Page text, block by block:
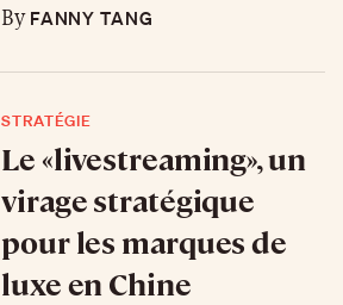
ByFANNY TANG
STRATÉGIE
Le «livestreaming», un
virage stratégique
pour les marques de
luxe en Chine